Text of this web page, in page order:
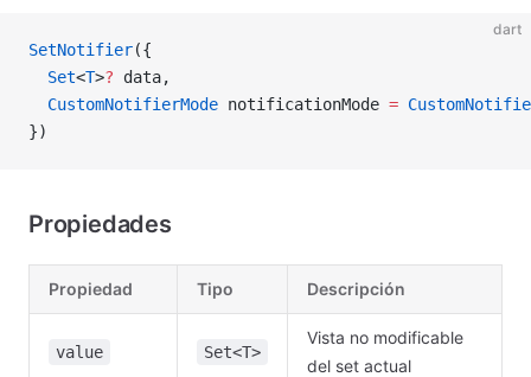
dart
SetNotifier({
  Set
<T>? data,
  CustomNotifierMode
notificationMode =
})
Propiedades
Propiedad Tipo Descripción
value Set<T>
Vista no modificable
del set actual